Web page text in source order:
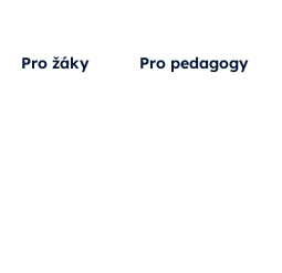
Pro žáky Pro pedagogy